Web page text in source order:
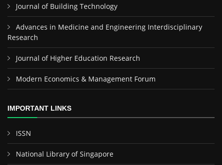
Journal of Building Technology
Advances in Medicine and Engineering Interdisciplinary
Research
Journal of Higher Education Research
Modern Economics & Management Forum
IMPORTANT LINKS
ISSN
National Library of Singapore